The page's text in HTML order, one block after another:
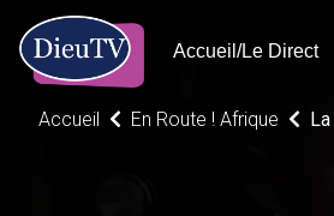
Accueil/Le Direct
Accueil En Route ! Afrique